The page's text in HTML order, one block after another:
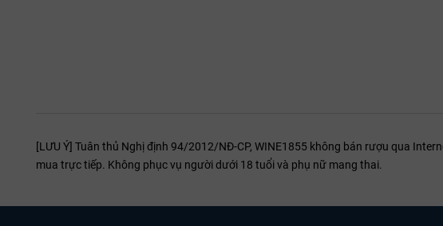
[LƯU Ý] Tuân thủ Nghị định 94/2012/NĐ-CP, WINE1855 không bán rượu qua
mua trực tiếp. Không phục vụ người dưới 18 tuổi và phụ nữ mang thai.